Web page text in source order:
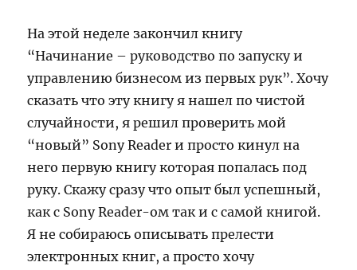
На этой неделе закончил книгу
“Начинание – руководство по запуску и
управлению бизнесом из первых рук”. Хочу
сказать что эту книгу я нашел по чистой
случайности, я решил проверить мой
“новый” Sony Reader и просто кинул на
него первую книгу которая попалась под
руку. Скажу сразу что опыт был успешный,
как с Sony Reader-ом так и с самой книгой.
Я не собираюсь описывать прелести
электронных книг, а просто хочу